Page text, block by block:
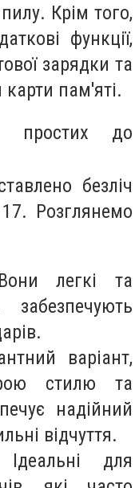
Крім того,
функції,
зарядки та
пам'яті.
простих до
безліч
Розглянемо
легкі та
варіант,
стилю та
надійний
відчуття.
Ідеальні для